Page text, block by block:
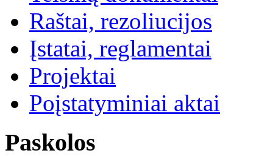
Raštai, rezoliucijos
Įstatai, reglamentai
Projektai
Poįstatyminiai aktai
Paskolos